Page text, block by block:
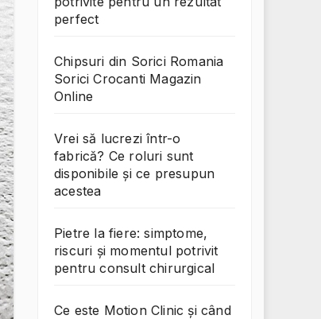
perfect
Chipsuri din Sorici Romania
Sorici Crocanti Magazin
Online
Vrei să lucrezi într-o
fabrică? Ce roluri sunt
disponibile și ce presupun
acestea
Pietre la fiere: simptome,
riscuri și momentul potrivit
pentru consult chirurgical
Ce este Motion Clinic și când